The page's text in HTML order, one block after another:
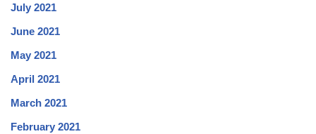
July 2021
June 2021
May 2021
April 2021
March 2021
February 2021